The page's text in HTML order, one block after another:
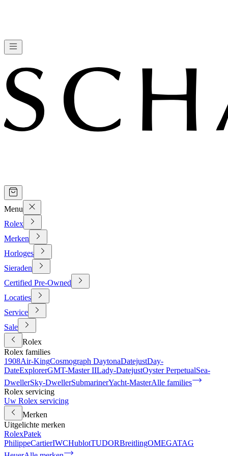
Menu
Rolex
Merken
Horloges
Sieraden
Certified Pre-Owned
Locaties
Service
Sale
Rolex
Rolex families
1908Air-KingCosmograph DaytonaDatejustDay-
DateExplorerGMT-Master IILady-DatejustOyster PerpetualSea-
DwellerSky-DwellerSubmarinerYacht-MasterAlle families
Rolex servicing
Uw Rolex servicing
Merken
Uitgelichte merken
RolexPatek
PhilippeCartierIWCHublotTUDORBreitlingOMEGATAG